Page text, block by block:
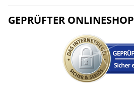
GEPRÜFTER ONLINESHOP